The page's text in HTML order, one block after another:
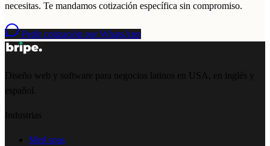
necesitas. Te mandamos cotización específica sin compromiso.
Pedir cotización por WhatsApp
Diseño web y software para negocios latinos en USA, en inglés y
español.
Industrias
Med spas